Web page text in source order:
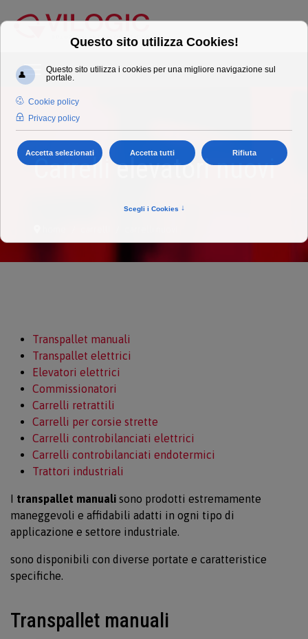
Carrelli elevatori nuovi
Transpallet manuali
Transpallet elettrici
Elevatori elettrici
Commissionatori
Carrelli retrattili
Carrelli per corsie strette
Carrelli controbilanciati elettrici
Carrelli controbilanciati endotermici
Trattori industriali
I transpallet manuali sono prodotti estremamente
maneggevoli e affidabili adatti in ogni tipo di
applicazione e settore industriale.
sono disponibili con diverse portate e caratteristice
specifiche.
Transpallet manuali